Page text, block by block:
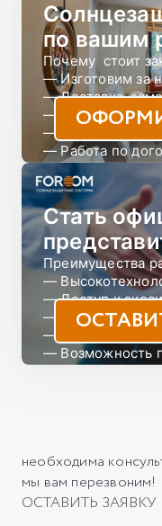
по вашим
Почему  стоит
— Изготовим за
— Доставка,
— Онлайн-
— Более 250
— Работа по
— Доступная
Стать
Преимущества
—
— Доступ к
— Возможность
— Охват
— Возможность
необходима
мы вам перезвоним!
ОСТАВИТЬ ЗАЯВКУ